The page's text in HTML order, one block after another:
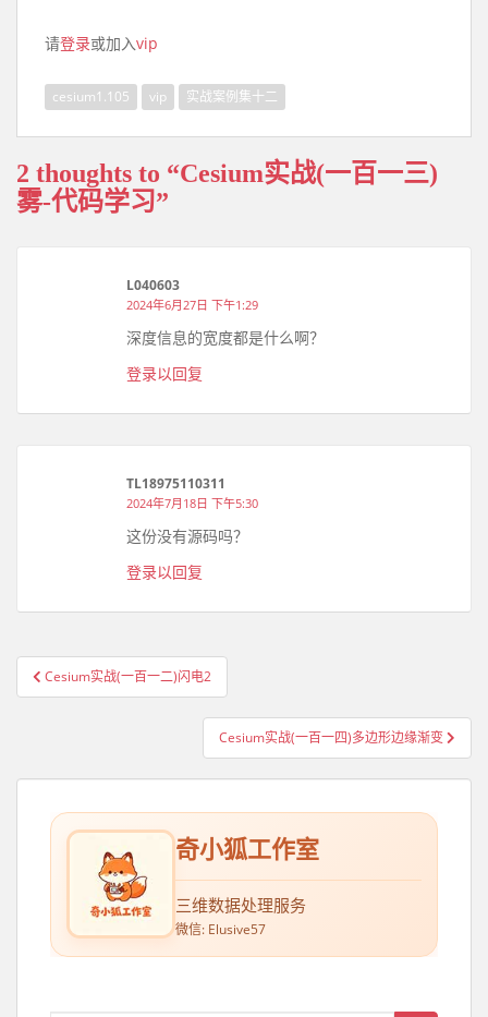
请登录或加入vip
cesium1.105 vip 实战案例集十二
2 thoughts to “Cesium实战(一百一三)
雾-代码学习”
L040603
2024年6月27日 下午1:29
深度信息的宽度都是什么啊？
登录以回复
TL18975110311
2024年7月18日 下午5:30
这份没有源码吗？
登录以回复
文章导航
Cesium实战(一百一二)闪电2
Cesium实战(一百一四)多边形边缘渐变
奇小狐工作室
三维数据处理服务
微信: Elusive57